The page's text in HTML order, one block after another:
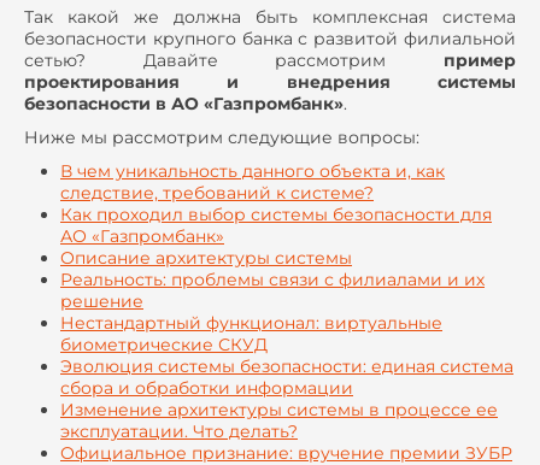
Так какой же должна быть комплексная система
безопасности крупного банка с развитой филиальной
сетью? Давайте рассмотрим пример
проектирования и внедрения системы
безопасности в АО «Газпромбанк».
Ниже мы рассмотрим следующие вопросы:
В чем уникальность данного объекта и, как
следствие, требований к системе?
Как проходил выбор системы безопасности для
АО «Газпромбанк»
Описание архитектуры системы
Реальность: проблемы связи с филиалами и их
решение
Нестандартный функционал: виртуальные
биометрические СКУД
Эволюция системы безопасности: единая система
сбора и обработки информации
Изменение архитектуры системы в процессе ее
эксплуатации. Что делать?
Официальное признание: вручение премии ЗУБР